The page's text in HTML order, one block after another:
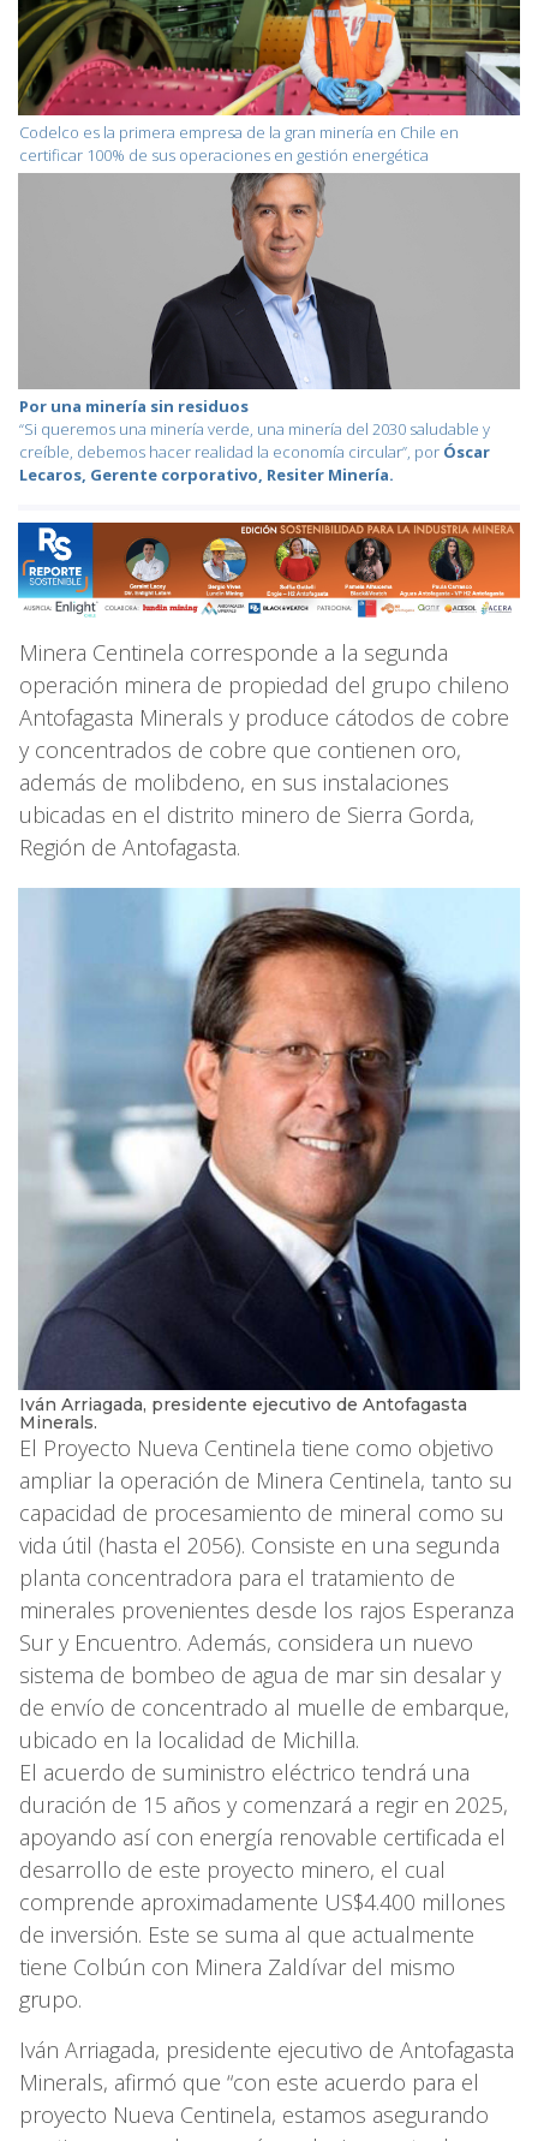
Codelco es la primera empresa de la gran minería en Chile en
certificar 100% de sus operaciones en gestión energética
Por una minería sin residuos
“Si queremos una minería verde, una minería del 2030 saludable y
creíble, debemos hacer realidad la economía circular”, por Óscar
Lecaros, Gerente corporativo, Resiter Minería.
Minera Centinela corresponde a la segunda
operación minera de propiedad del grupo chileno
Antofagasta Minerals y produce cátodos de cobre
y concentrados de cobre que contienen oro,
además de molibdeno, en sus instalaciones
ubicadas en el distrito minero de Sierra Gorda,
Región de Antofagasta.
Iván Arriagada, presidente ejecutivo de Antofagasta
Minerals.
El Proyecto Nueva Centinela tiene como objetivo
ampliar la operación de Minera Centinela, tanto su
capacidad de procesamiento de mineral como su
vida útil (hasta el 2056). Consiste en una segunda
planta concentradora para el tratamiento de
minerales provenientes desde los rajos Esperanza
Sur y Encuentro. Además, considera un nuevo
sistema de bombeo de agua de mar sin desalar y
de envío de concentrado al muelle de embarque,
ubicado en la localidad de Michilla.
El acuerdo de suministro eléctrico tendrá una
duración de 15 años y comenzará a regir en 2025,
apoyando así con energía renovable certificada el
desarrollo de este proyecto minero, el cual
comprende aproximadamente US$4.400 millones
de inversión. Este se suma al que actualmente
tiene Colbún con Minera Zaldívar del mismo
grupo.
Iván Arriagada, presidente ejecutivo de Antofagasta
Minerals, afirmó que “con este acuerdo para el
proyecto Nueva Centinela, estamos asegurando